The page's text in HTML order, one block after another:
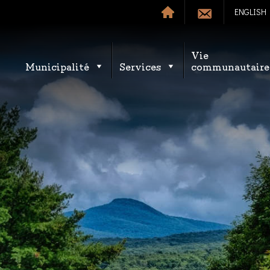
ENGLISH
Municipalité Services
Vie
communautaire